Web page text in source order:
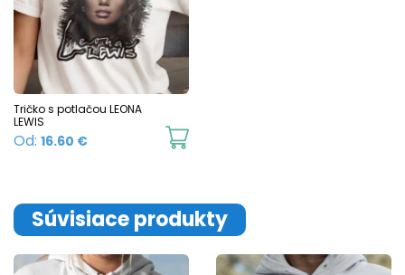
Tričko s potlačou LEONA
LEWIS
Od: 16.60 €
This
multiple
variants.
The
Súvisiace produkty